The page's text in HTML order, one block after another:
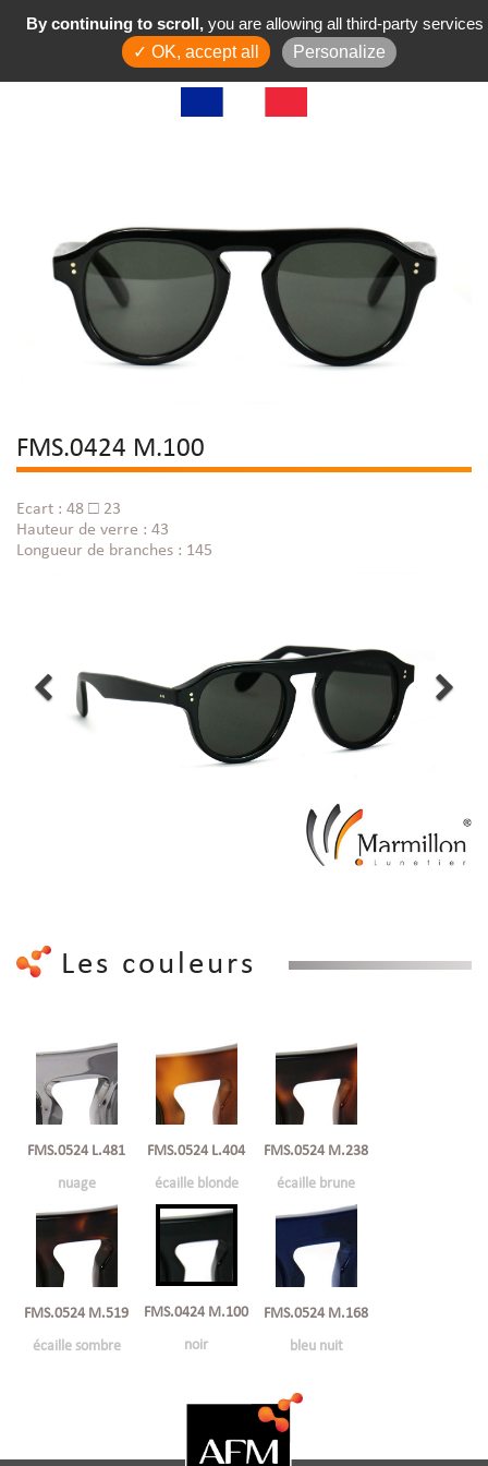
FMS.0424 M.100
Ecart : 48 □ 23
Hauteur de verre : 43
Longueur de branches : 145
Les couleurs
FMS.0524 L.481
nuage
FMS.0524 L.404
écaille blonde
FMS.0524 M.238
écaille brune
FMS.0524 M.519
écaille sombre
FMS.0424 M.100
noir
FMS.0524 M.168
bleu nuit
By continuing to scroll, you are allowing all third-party services
✓ OK, accept all
Personalize